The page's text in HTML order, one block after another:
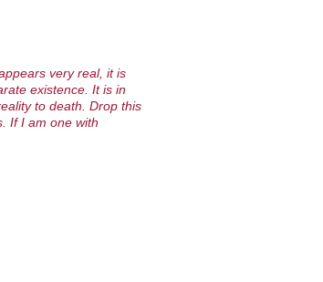
very real, it is
existence. It is in
to death. Drop this
If I am one with